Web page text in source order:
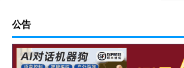
公告